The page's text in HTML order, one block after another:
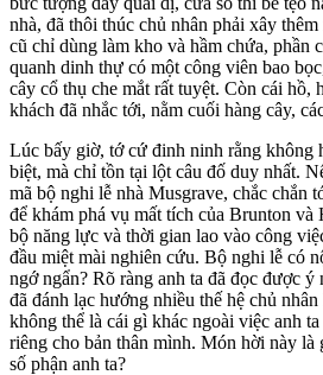
nhà, đã thôi thúc chủ nhân phải xây
cũ chỉ dùng làm kho và hầm chứa, phần
quanh dinh thự có một công viên bao
cây cổ thụ che mắt rất tuyệt. Còn cái hồ,
khách đã nhắc tới, nằm cuối hàng cây,
Lúc bấy giờ, tớ cứ đinh ninh rằng không
biệt, mà chỉ tồn tại lột câu đố duy nhất.
mã bộ nghi lễ nhà Musgrave, chắc chắn
để khám phá vụ mất tích của Brunton và
bộ năng lực và thời gian lao vào công
đầu miệt mài nghiên cứu. Bộ nghi lễ có
ngớ ngẩn? Rõ ràng anh ta đã đọc được
đã đánh lạc hướng nhiều thế hệ chủ
không thể là cái gì khác ngoài việc anh
riêng cho bản thân mình. Món hời này là
số phận anh ta?